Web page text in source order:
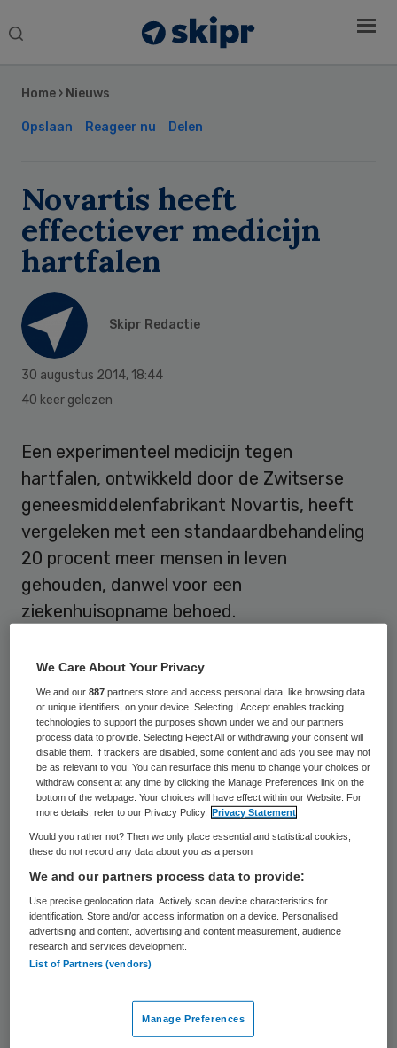
Search
Home › Nieuws
Opslaan Reageer nu Delen
Novartis heeft
effectiever medicijn
hartfalen
Skipr Redactie
30 augustus 2014, 18:44
40 keer gelezen
Een experimenteel medicijn tegen
hartfalen, ontwikkeld door de Zwitserse
geneesmiddelenfabrikant Novartis, heeft
vergeleken met een standaardbehandeling
20 procent meer mensen in leven
gehouden, danwel voor een
ziekenhuisopname behoed.
tijdschrift The New England Journal of
Medicine.
Het onderzoek werd uitgevoerd onder
8442 patiënten. De uitkomst van het
onderzoek kan mogelijk verandering
brengen in de behandeling van de ziekte. Nu
wordt hartfalen standaard behandeld met
het medicijn Enalapril.
Hartfalen is een aandoening waarbij het
pompen. Meestal is het chronisch. Volgens
David Epstein, hoofd van de
Sidebar
We Care About Your Privacy
We and our887 partners store and access personal data, like browsing data
or unique identifiers, on your device. Selecting I Accept enables tracking
technologies to support the purposes shown under we and our partners
process data to provide. Selecting Reject All or withdrawing your consent will
disable them. If trackers are disabled, some content and ads you see may not
be as relevant to you. You can resurface this menu to change your choices or
withdraw consent at any time by clicking the Manage Preferences link on the
bottom of the webpage. Your choices will have effect within our Website. For
more details, refer to our Privacy Policy.
Privacy Statement
Would you rather not? Then we only place essential and statistical cookies,
these do not record any data about you as a person
We and our partners process data to provide:
Use precise geolocation data. Actively scan device characteristics for
identification. Store and/or access information on a device. Personalised
advertising and content, advertising and content measurement, audience
research and services development.
List of Partners (vendors)
Manage Preferences